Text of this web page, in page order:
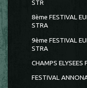
STR
8ème FESTIVAL
STRA
9ème FESTIVAL
STRA
CHAMPS
FESTIVAL